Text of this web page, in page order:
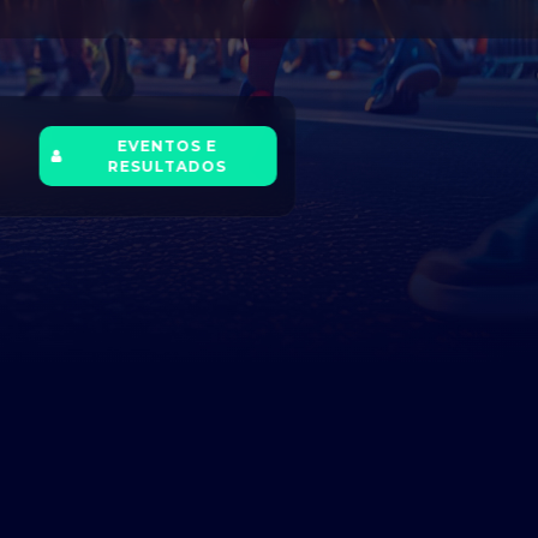
EVENTOS E
RESULTADOS